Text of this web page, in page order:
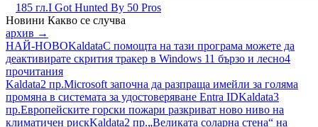
185 гл.I Got Hunted By 50 Pros
Новини Какво се случва
архив →
НАЙ-НОВОKaldataС помощта на тази програма можете да
деактивирате скрития тракер в Windows 11 бързо и лесно4
прочитания
Kaldata2 пр.Microsoft започна да разпраща имейли за голяма
промяна в системата за удостоверяване Entra IDKaldata3
пр.Европейските горски пожари разкриват ново ниво на
климатичен рискKaldata2 пр.„Великата соларна стена“ на